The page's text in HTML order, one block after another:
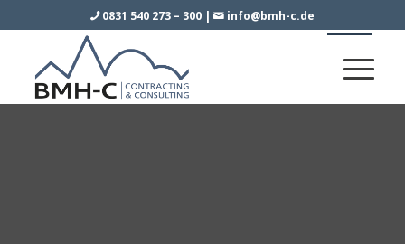
0831 540 273 – 300| info@bmh-c.de